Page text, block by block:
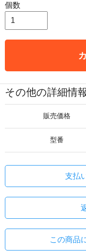
個数
その他の詳細情
販売価格
型番
支払
この商品